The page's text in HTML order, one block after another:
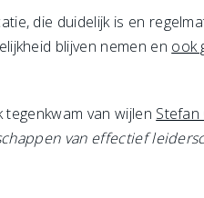
die duidelijk is en
blijven nemen en ook
van wijlen Stefan
van effectief